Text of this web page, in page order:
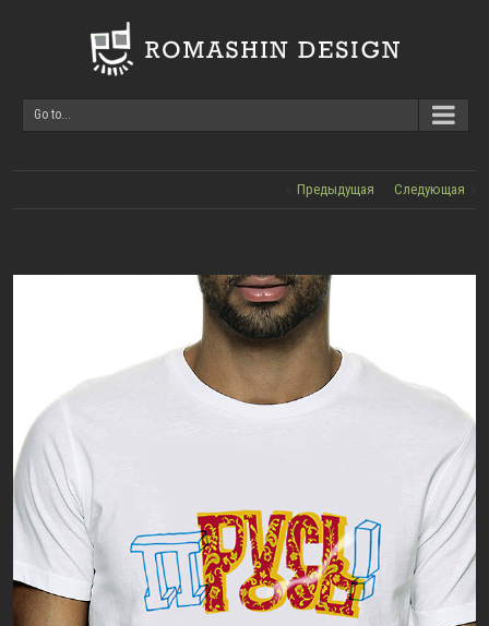
Go to...
Предыдущая Следующая